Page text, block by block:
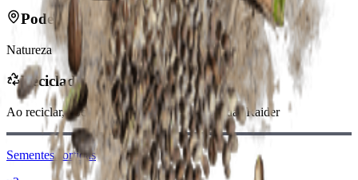
Pode ser encontrado em
Natureza
Reciclado em
Ao reciclar, você receberá -800 menos Moedas Raider
Sementes sortidas